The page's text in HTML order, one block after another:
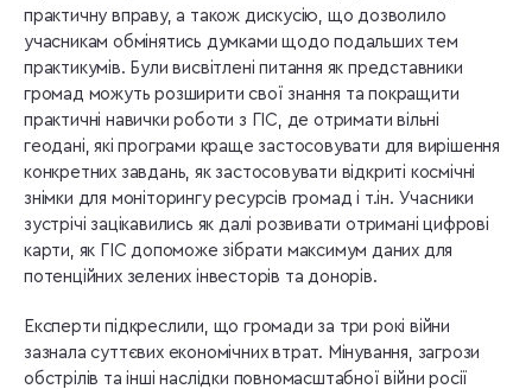
практичну вправу, а також дискусію, що дозволило
учасникам обмінятись думками щодо подальших тем
практикумів. Були висвітлені питання як представники
громад можуть розширити свої знання та покращити
практичні навички роботи з ГІС, де отримати вільні
геодані, які програми краще застосовувати для вирішення
конкретних завдань, як застосовувати відкриті космічні
знімки для моніторингу ресурсів громад і т.ін. Учасники
зустрічі зацікавились як далі розвивати отримані цифрові
карти, як ГІС допоможе зібрати максимум даних для
потенційних зелених інвесторів та донорів.
Експерти підкреслили, що громади за три рокі війни
зазнала суттєвих економічних втрат. Мінування, загрози
обстрілів та інші наслідки повномасштабної війни росії